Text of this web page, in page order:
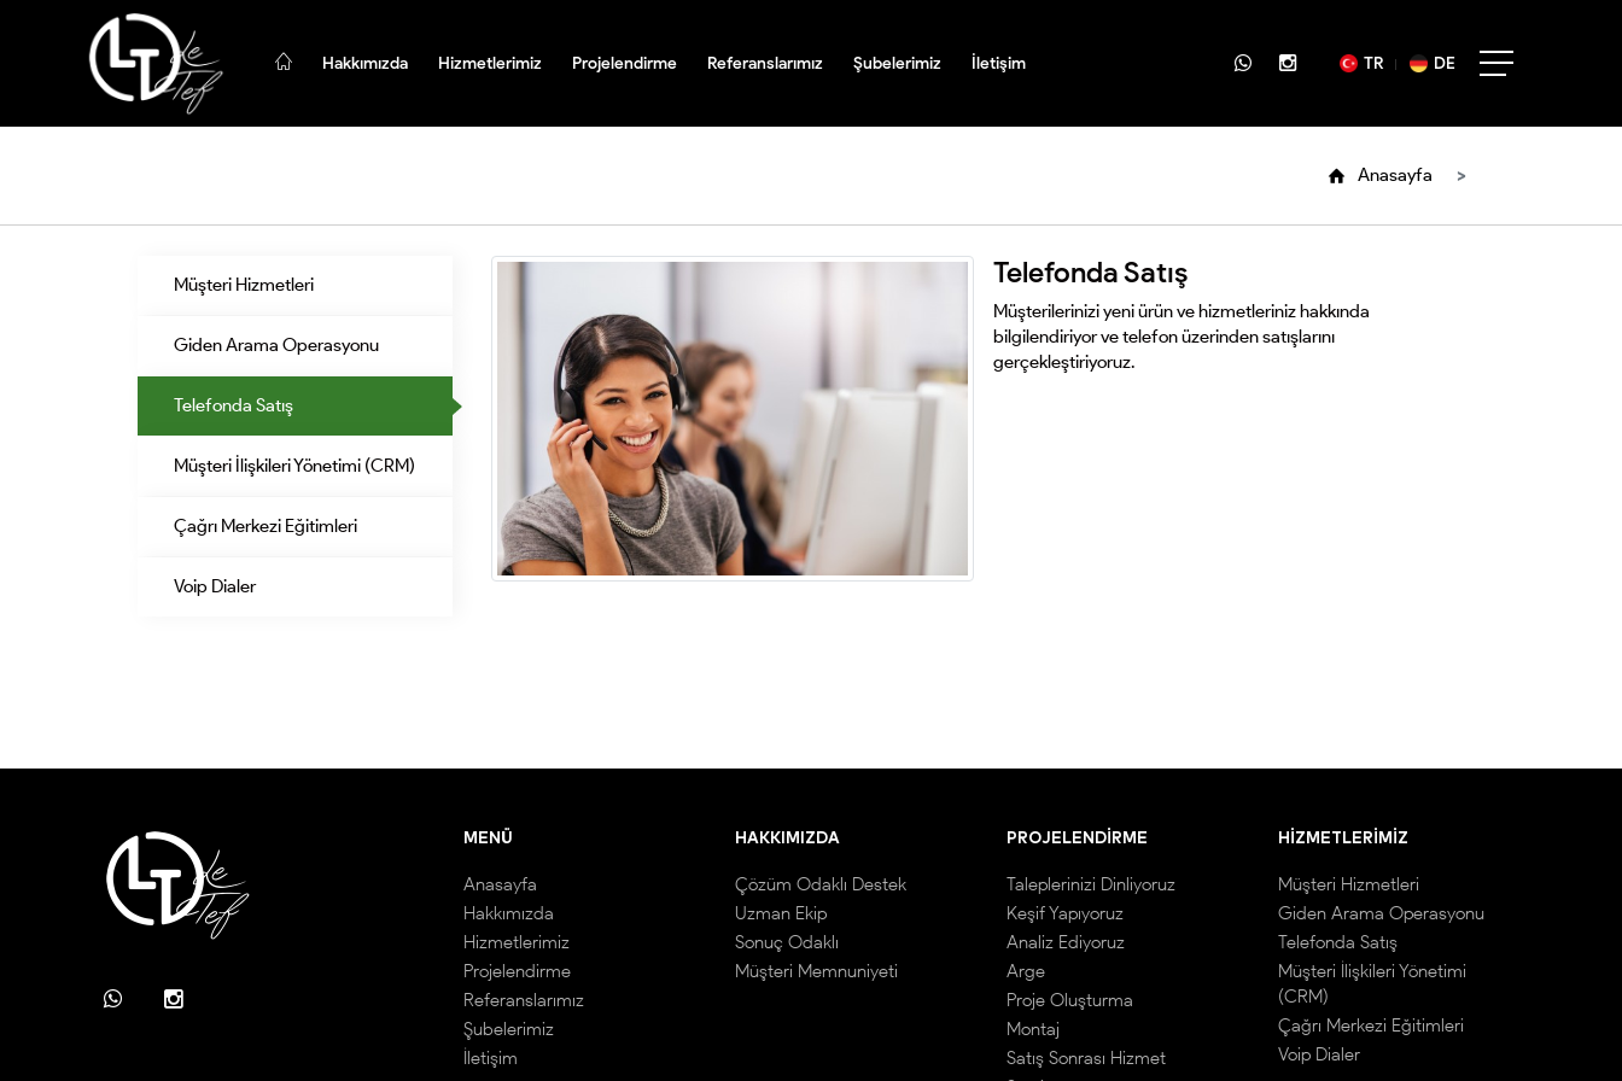
Hakkımızda Hizmetlerimiz Projelendirme Referanslarımız Şubelerimiz İletişim TR DE
Anasayfa
Müşteri Hizmetleri
Giden Arama Operasyonu
Telefonda Satış
Müşteri İlişkileri Yönetimi (CRM)
Çağrı Merkezi Eğitimleri
Voip Dialer
Telefonda Satış
Müşterilerinizi yeni ürün ve hizmetleriniz hakkında
bilgilendiriyor ve telefon üzerinden satışlarını
gerçekleştiriyoruz.
MENÜ
Anasayfa
Hakkımızda
Hizmetlerimiz
Projelendirme
Referanslarımız
Şubelerimiz
İletişim
HAKKIMIZDA
Çözüm Odaklı Destek
Uzman Ekip
Sonuç Odaklı
Müşteri Memnuniyeti
PROJELENDIRME
Taleplerinizi Dinliyoruz
Keşif Yapıyoruz
Analiz Ediyoruz
Arge
Proje Oluşturma
Montaj
Satış Sonrası Hizmet
HIZMETLERIMIZ
Müşteri Hizmetleri
Giden Arama Operasyonu
Telefonda Satış
Müşteri İlişkileri Yönetimi
(CRM)
Çağrı Merkezi Eğitimleri
Voip Dialer